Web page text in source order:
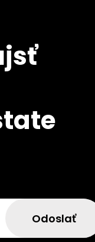
Odoslať